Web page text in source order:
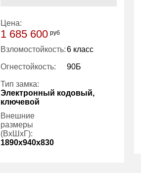
Цена:
1 685 600 руб
Взломостойкость:6 класс
Огнестойкость: 90Б
Тип замка:
Электронный кодовый,
ключевой
Внешние
размеры
(ВхШхГ):
1890x940x830